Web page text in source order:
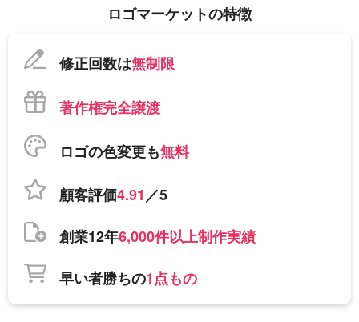
ロゴマーケットの特徴
修正回数は無制限
著作権完全譲渡
ロゴの色変更も無料
顧客評価4.91／5
創業12年6,000件以上制作実績
早い者勝ちの1点もの